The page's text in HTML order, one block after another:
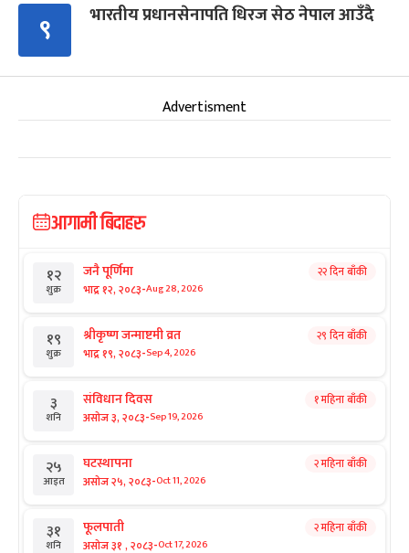
९ भारतीय प्रधानसेनापति धिरज सेठ नेपाल आउँदै
Advertisment
आगामी बिदाहरु
१२
शुक्र
जनै पूर्णिमा
भाद्र १२, २०८३-Aug 28, 2026
२२ दिन बाँकी
१९
शुक्र
श्रीकृष्ण जन्माष्टमी व्रत
भाद्र १९, २०८३-Sep 4, 2026
२९ दिन बाँकी
३
शनि
संविधान दिवस
असोज ३, २०८३-Sep 19, 2026
१ महिना बाँकी
२५
आइत
घटस्थापना
असोज २५, २०८३-Oct 11, 2026
२ महिना बाँकी
३१
शनि
फूलपाती
असोज ३१ , २०८३-Oct 17, 2026
२ महिना बाँकी